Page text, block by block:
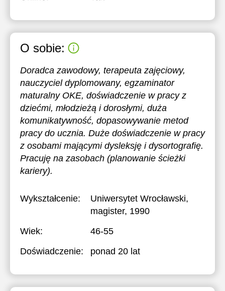
O sobie:
Doradca zawodowy, terapeuta zajęciowy,
nauczyciel dyplomowany, egzaminator
maturalny OKE, doświadczenie w pracy z
dziećmi, młodzieżą i dorosłymi, duża
komunikatywność, dopasowywanie metod
pracy do ucznia. Duże doświadczenie w pracy
z osobami mającymi dysleksję i dysortografię.
Pracuję na zasobach (planowanie ścieżki
kariery).
Wykształcenie: Uniwersytet Wrocławski,
magister, 1990
Wiek:
46-55
Doświadczenie:
ponad 20 lat